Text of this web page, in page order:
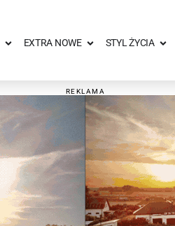
EXTRA NOWE STYL ŻYCIA
REKLAMA